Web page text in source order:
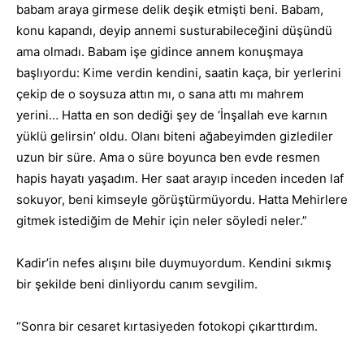
babam araya girmese delik deşik etmişti beni. Babam,
konu kapandı, deyip annemi susturabileceğini düşündü
ama olmadı. Babam işe gidince annem konuşmaya
başlıyordu: Kime verdin kendini, saatin kaça, bir yerlerini
çekip de o soysuza attın mı, o sana attı mı mahrem
yerini… Hatta en son dediği şey de ‘İnşallah eve karnın
yüklü gelirsin’ oldu. Olanı biteni ağabeyimden gizlediler
uzun bir süre. Ama o süre boyunca ben evde resmen
hapis hayatı yaşadım. Her saat arayıp inceden inceden laf
sokuyor, beni kimseyle görüştürmüyordu. Hatta Mehirlere
gitmek istediğim de Mehir için neler söyledi neler.”
Kadir’in nefes alışını bile duymuyordum. Kendini sıkmış
bir şekilde beni dinliyordu canım sevgilim.
“Sonra bir cesaret kırtasiyeden fotokopi çıkarttırdım.